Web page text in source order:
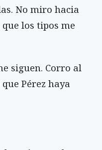
No miro hacia
los tipos me
siguen. Corro al
Pérez haya